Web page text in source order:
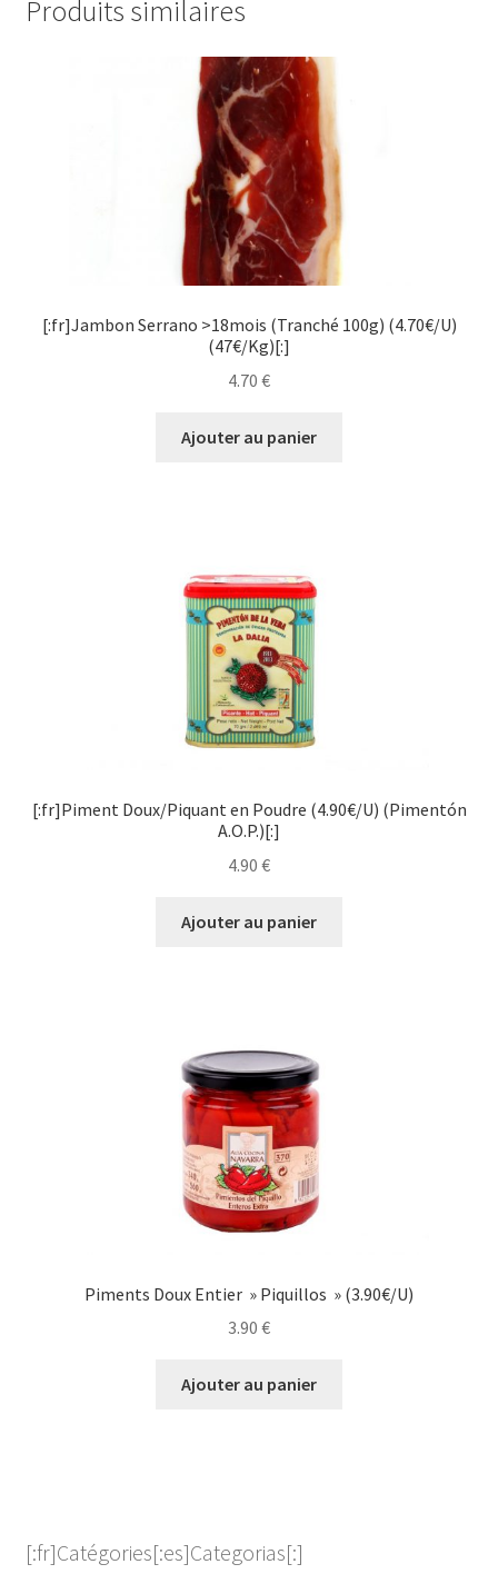
Produits similaires
[:fr]Jambon Serrano >18mois (Tranché 100g) (4.70€/U)
(47€/Kg)[:]
4.70 €
Ajouter au panier
[:fr]Piment Doux/Piquant en Poudre (4.90€/U) (Pimentón
A.O.P.)[:]
4.90 €
Ajouter au panier
Piments Doux Entier » Piquillos » (3.90€/U)
3.90 €
Ajouter au panier
[:fr]Catégories[:es]Categorias[:]